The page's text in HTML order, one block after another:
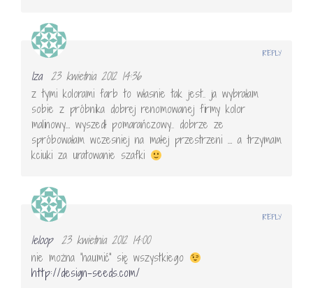
Iza 23 kwietnia 2012 14:36
z tymi kolorami farb to własnie tak jest.. ja wybrałam
sobie z próbnika dobrej renomowanej firmy kolor
malinowy… wyszedł pomarańczowy.. dobrze ze
spróbowałam wczesniej na małej przestrzeni … a trzymam
kciuki za uratowanie szafki
REPLY
leloop 23 kwietnia 2012 14:00
nie można "naumić" się wszystkiego
http://design-seeds.com/
REPLY